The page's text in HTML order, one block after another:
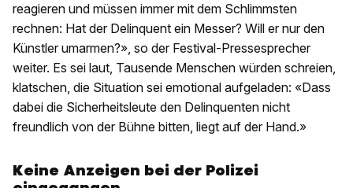
reagieren und müssen immer mit dem Schlimmsten
rechnen: Hat der Delinquent ein Messer? Will er nur den
Künstler umarmen?», so der Festival-Pressesprecher
weiter. Es sei laut, Tausende Menschen würden schreien,
klatschen, die Situation sei emotional aufgeladen: «Dass
dabei die Sicherheitsleute den Delinquenten nicht
freundlich von der Bühne bitten, liegt auf der Hand.»
Keine Anzeigen bei der Polizei